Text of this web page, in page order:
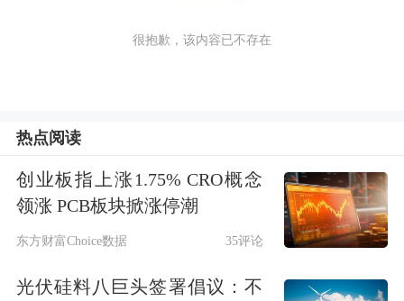
很抱歉，该内容已不存在
热点阅读
创业板指上涨1.75% CRO概念
领涨 PCB板块掀涨停潮
东方财富Choice数据 35评论
光伏硅料八巨头签署倡议：不